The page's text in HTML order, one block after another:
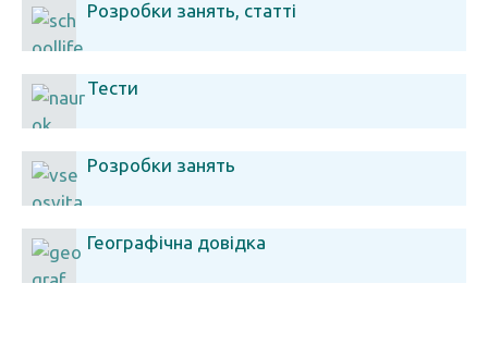
Розробки занять, статті
Тести
Розробки занять
Географічна довідка